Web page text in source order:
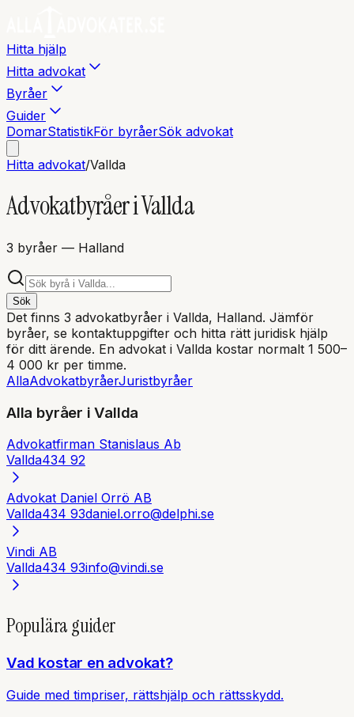
Hitta hjälp
Hitta advokat
Byråer
Guider
DomarStatistikFör byråerSök advokat
Hitta advokat/Vallda
Advokatbyråer iVallda
3 byråer — Halland
Sök
Det finns 3 advokatbyråer i Vallda, Halland. Jämför
byråer, se kontaktuppgifter och hitta rätt juridisk hjälp
för ditt ärende. En advokat i Vallda kostar normalt 1 500–
4 000 kr per timme.
AllaAdvokatbyråerJuristbyråer
Alla byråer iVallda
Advokatfirman Stanislaus Ab
Vallda434 92
Advokat Daniel Orrö AB
Vallda434 93daniel.orro@delphi.se
Vindi AB
Vallda434 93info@vindi.se
Populära guider
Vad kostar en advokat?
Guide med timpriser, rättshjälp och rättsskydd.